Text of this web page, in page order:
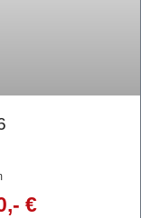
€